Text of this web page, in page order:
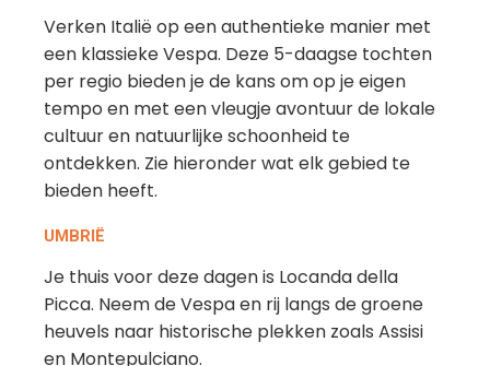
Verken Italië op een authentieke manier met
een klassieke Vespa. Deze 5-daagse tochten
per regio bieden je de kans om op je eigen
tempo en met een vleugje avontuur de lokale
cultuur en natuurlijke schoonheid te
ontdekken. Zie hieronder wat elk gebied te
bieden heeft.
UMBRIË
Je thuis voor deze dagen is Locanda della
Picca. Neem de Vespa en rij langs de groene
heuvels naar historische plekken zoals Assisi
en Montepulciano.